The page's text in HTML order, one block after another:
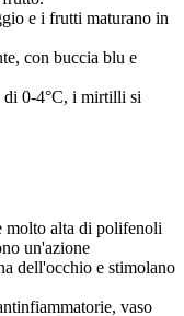
e i frutti maturano in
con buccia blu e
di 0-4°C, i mirtilli si
molto alta di polifenoli
un'azione
dell'occhio e stimolano
vaso